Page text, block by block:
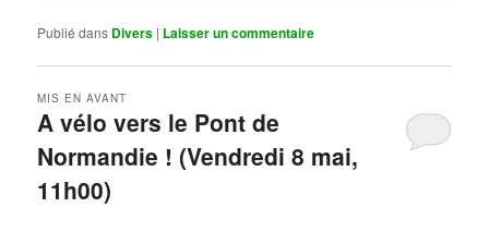
Publié dans Divers | Laisser un commentaire
A vélo vers le Pont de
Normandie ! (Vendredi 8 mai,
11h00)
MIS EN AVANT